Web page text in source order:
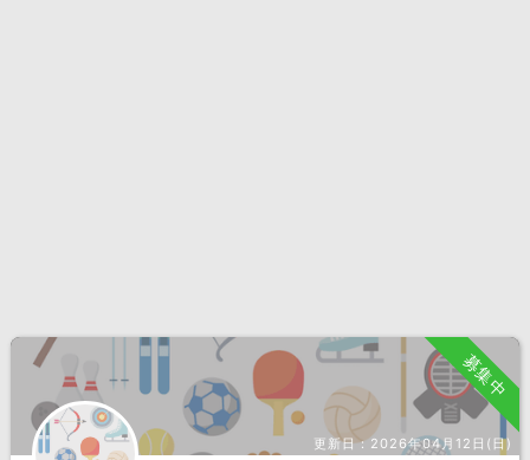
募集中
更新日： 2026年04月12日(日)